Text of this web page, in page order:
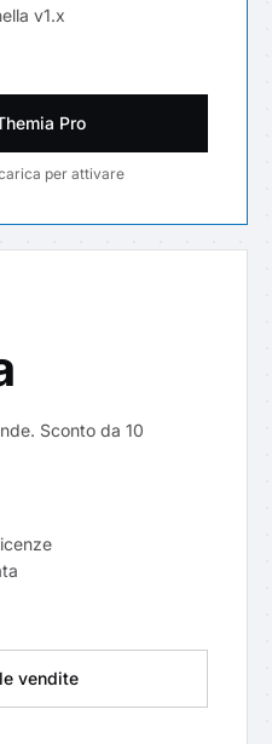
v1.x
Pro
per attivare
Sconto da 10
vendite